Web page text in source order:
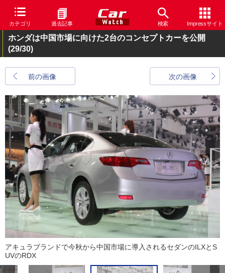
カテゴリ 過去記事 検索 Impressサイト
ホンダは中国市場に向けた2台のコンセプトカーを公開
(29/30)
前の画像 次の画像
アキュラブランドで今秋から中国市場に導入されるセダンのILXとS
UVのRDX